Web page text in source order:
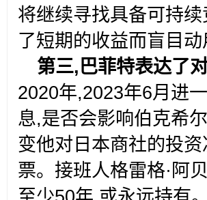
将继续寻找具备可持
了短期的收益而盲目动
第三,巴菲特表达了
2020年,2023年6月进
息,是否会影响伯克希
变他对日本商社的投
票。接班人格雷格·阿